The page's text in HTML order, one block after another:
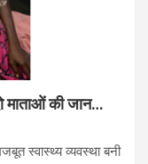
माताओं की जान…
स्वास्थ्य व्यवस्था बनी